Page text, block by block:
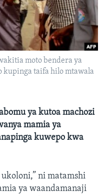
moto bendera ya
kupinga taifa hilo mtawala
ya kutoa machozi
mamia ya
kuwepo kwa
ukoloni,” ni matamshi
ya waandamanaji